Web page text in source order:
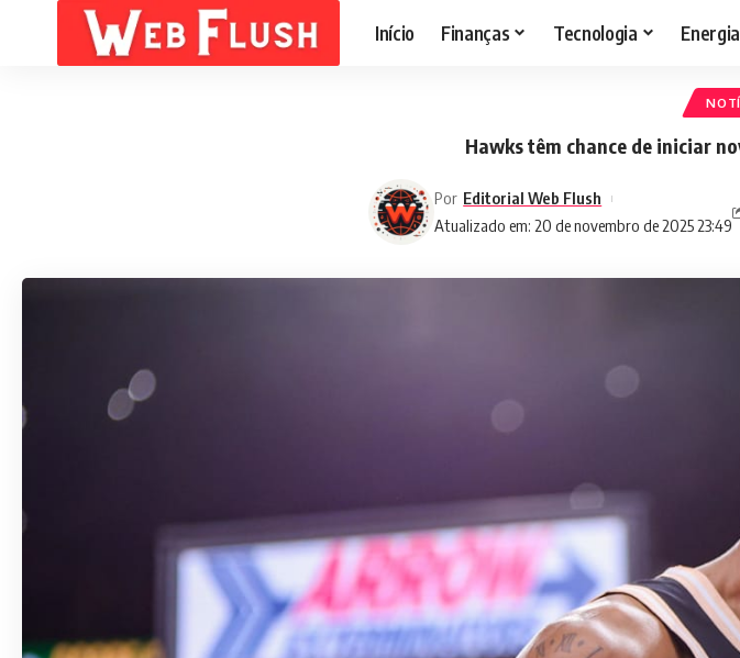
Início Finanças Tecnologia Energia
Hawks têm chance de iniciar
Atualizado em: 20 de novembro de 2025 23:49
Por Editorial Web Flush